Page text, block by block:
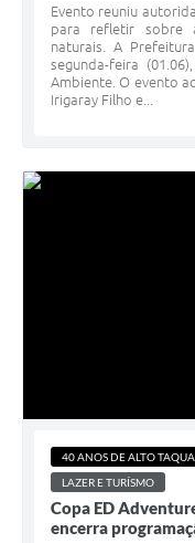
Evento reuniu
para refletir sobre
naturais. A
segunda-feira
Ambiente. O evento
Irigaray Filho e...
40 ANOS DE ALTO
LAZER E TURÍSMO
Copa ED
encerra